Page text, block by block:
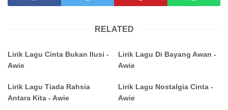
RELATED
Lirik Lagu Cinta Bukan Ilusi -
Awie
Lirik Lagu Di Bayang Awan -
Awie
Lirik Lagu Tiada Rahsia
Antara Kita - Awie
Lirik Lagu Nostalgia Cinta -
Awie